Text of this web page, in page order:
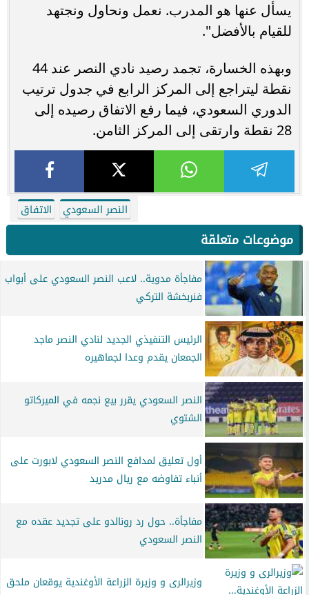
يسأل عنها هو المدرب. نعمل ونحاول ونجتهد
للقيام بالأفضل".
وبهذه الخسارة، تجمد رصيد نادي النصر عند 44
نقطة ليتراجع إلى المركز الرابع في جدول ترتيب
الدوري السعودي، فيما رفع الاتفاق رصيده إلى
28 نقطة وارتقى إلى المركز الثامن.
النصر السعودي الاتفاق
موضوعات متعلقة
مفاجأة مدوية.. لاعب النصر السعودي على أبواب
فنربخشة التركي
الرئيس التنفيذي الجديد لنادي النصر ماجد
الجمعان يقدم وعدا لجماهيره
النصر السعودي يقرر بيع نجمه في الميركاتو
الشتوي
أول تعليق لمدافع النصر السعودي لابورت على
أنباء تفاوضه مع ريال مدريد
مفاجأة.. حول رد رونالدو على تجديد عقده مع
النصر السعودي
وزيرالرى و وزيرة الزراعة الأوغندية يوقعان ملحق